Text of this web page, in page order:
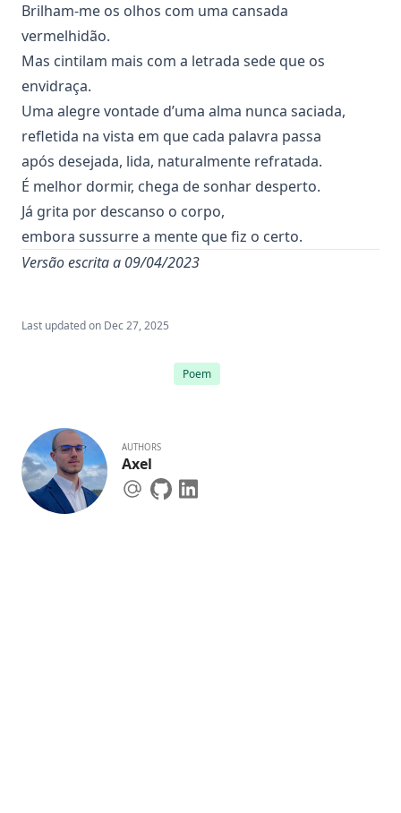
Brilham-me os olhos com uma cansada
vermelhidão.
Mas cintilam mais com a letrada sede que os
envidraça.
Uma alegre vontade d’uma alma nunca saciada,
refletida na vista em que cada palavra passa
após desejada, lida, naturalmente refratada.
É melhor dormir, chega de sonhar desperto.
Já grita por descanso o corpo,
embora sussurre a mente que fiz o certo.
Versão escrita a 09/04/2023
Last updated on Dec 27, 2025
Poem
AUTHORS
Axel